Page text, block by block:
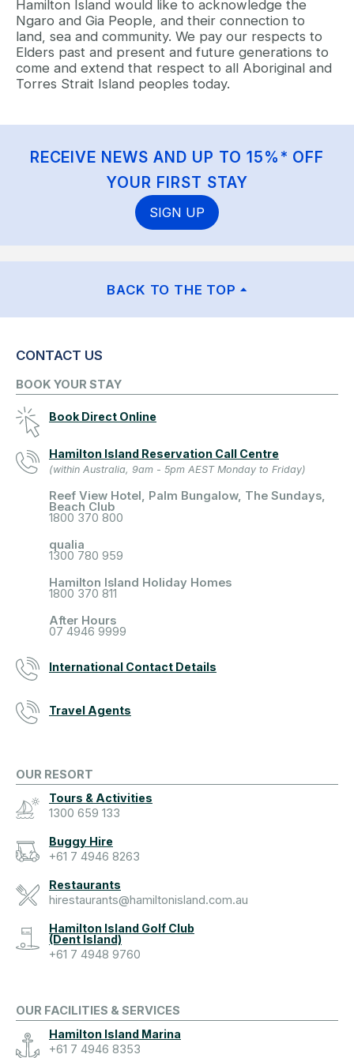
Hamilton Island would like to acknowledge the
Ngaro and Gia People, and their connection to
land, sea and community. We pay our respects to
Elders past and present and future generations to
come and extend that respect to all Aboriginal and
Torres Strait Island peoples today.
RECEIVE NEWS AND UP TO 15%* OFF
YOUR FIRST STAY
SIGN UP
BACK TO THE TOP
CONTACT US
BOOK YOUR STAY
Book Direct Online
Hamilton Island Reservation Call Centre
(within Australia, 9am - 5pm AEST Monday to Friday)
Reef View Hotel, Palm Bungalow, The Sundays,
Beach Club
1800 370 800
qualia
1300 780 959
Hamilton Island Holiday Homes
1800 370 811
After Hours
07 4946 9999
International Contact Details
Travel Agents
OUR RESORT
Tours & Activities
1300 659 133
Buggy Hire
+61 7 4946 8263
Restaurants
hirestaurants@hamiltonisland.com.au
Hamilton Island Golf Club
(Dent Island)
+61 7 4948 9760
OUR FACILITIES & SERVICES
Hamilton Island Marina
+61 7 4946 8353